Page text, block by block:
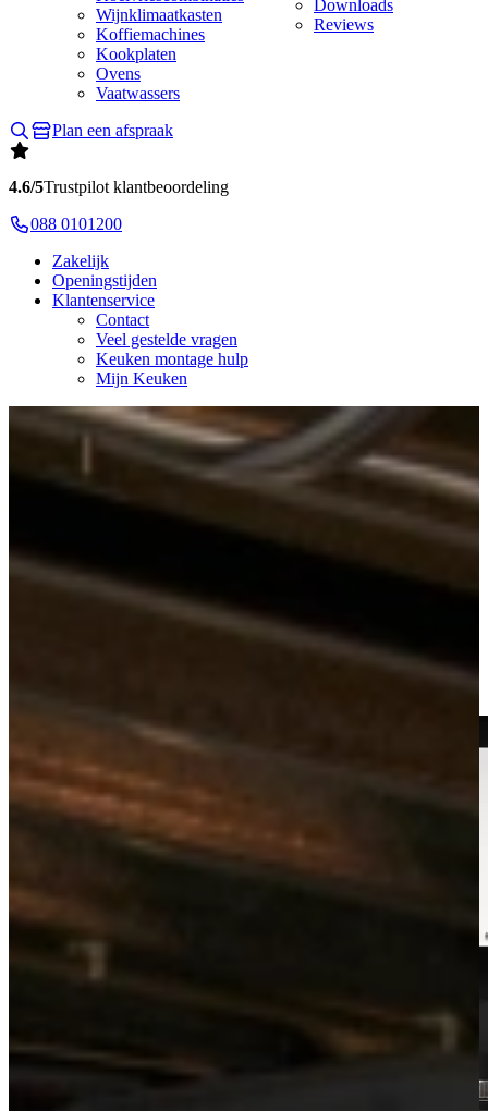
Wijnklimaatkasten
Koffiemachines
Kookplaten
Ovens
Vaatwassers
Downloads
Reviews
Plan een afspraak
4.6/5Trustpilot klantbeoordeling
088 0101200
Zakelijk
Openingstijden
Klantenservice
Contact
Veel gestelde vragen
Keuken montage hulp
Mijn Keuken